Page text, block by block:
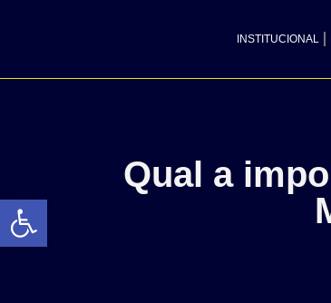
Abrir a barra de
INSTITUCIONAL
Qual a